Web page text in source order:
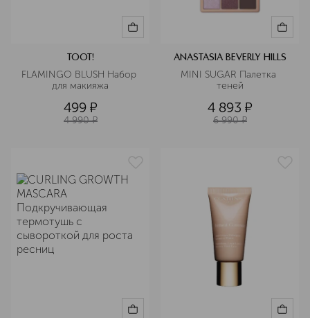
TOOT!
FLAMINGO BLUSH Набор
для макияжа
499 ¤
4 990 ¤
ANASTASIA BEVERLY HILLS
MINI SUGAR Палетка
теней
4 893 ¤
6 990 ¤